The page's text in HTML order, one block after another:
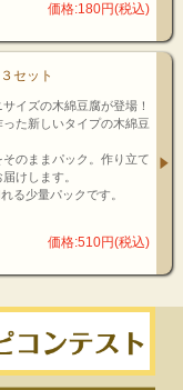
価格:180円(税込)
セット
イズの木綿豆腐が登場！
った新しいタイプの木綿豆
のままパック。作り立て
けします。
る少量パックです。
価格:510円(税込)